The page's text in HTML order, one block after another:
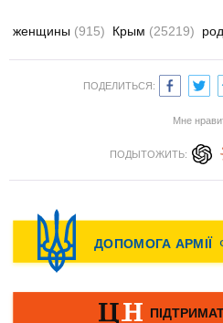
женщины (915) Крым (25219)
ПОДЕЛИТЬСЯ:
Мне
ПОДЫТОЖИТЬ: